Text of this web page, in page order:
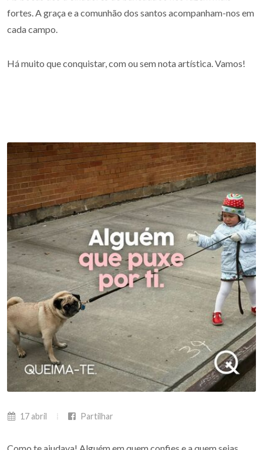
fortes. A graça e a comunhão dos santos acompanham-nos em
cada campo.
Há muito que conquistar, com ou sem nota artística. Vamos!
17 abril Partilhar